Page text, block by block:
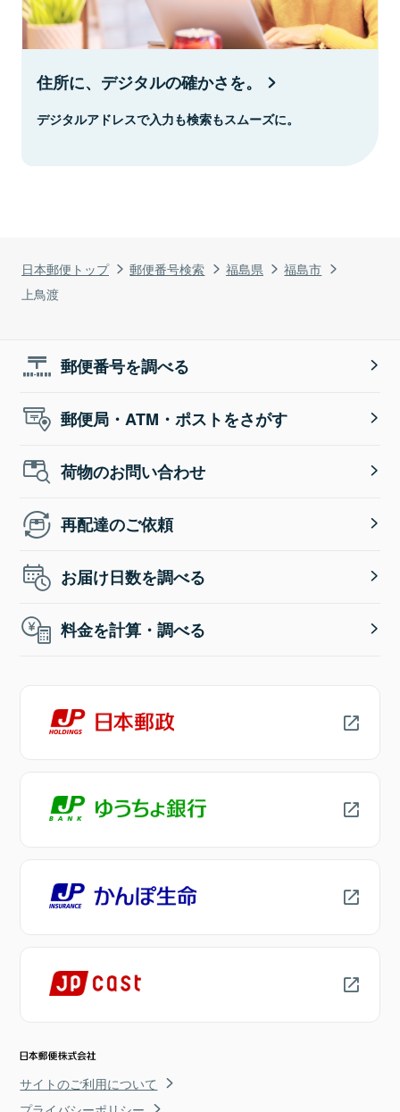
日本郵便トップ 郵便番号検索 福島県
福島市
上鳥渡
住所に、デジタルの確かさを。
デジタルアドレスで入力も検索もスムーズに。
郵便番号を調べる
郵便局・ATM・ポストをさがす
荷物のお問い合わせ
再配達のご依頼
お届け日数を調べる
料金を計算・調べる
サイトのご利用について